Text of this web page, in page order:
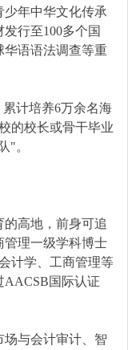
年中华文化传承
行至100多个国
华语语法调查等重
计培养6万余名海
的校长或骨干毕业
"。
高地，前身可追
管理一级学科博士
计学、工商管理等
AACSB国际认证
与会计审计、智